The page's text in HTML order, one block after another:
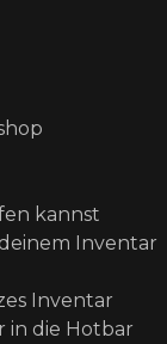
kannst
Inventar
Inventar
in die Hotbar